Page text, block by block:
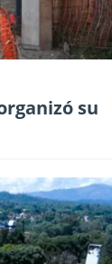
su